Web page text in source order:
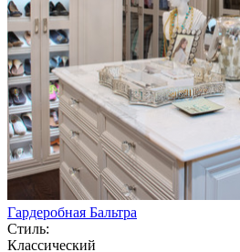
Гардеробная Бальтра
Стиль:
Классический